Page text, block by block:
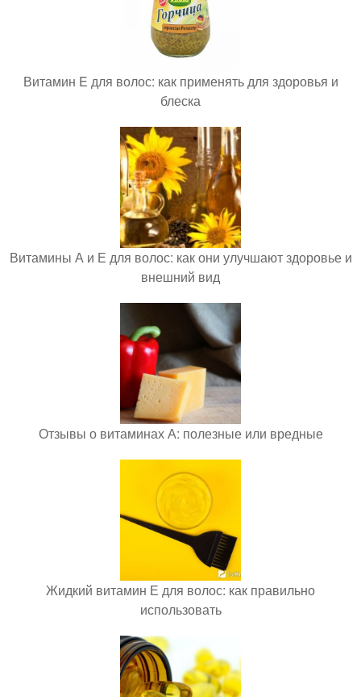
Витамин E для волос: как применять для здоровья и
блеска
Витамины А и Е для волос: как они улучшают здоровье и
внешний вид
Отзывы о витаминах А: полезные или вредные
Жидкий витамин Е для волос: как правильно
использовать